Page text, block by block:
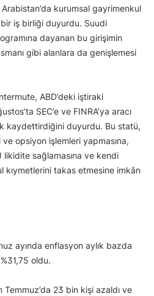
kurumsal gayrimenkul
bir iş birliği duyurdu. Suudi
dayanan bu girişimin
gibi alanlara da genişlemesi
ABD’deki iştiraki
SEC’e ve FINRA’ya aracı
kaydettirdiğini duyurdu. Bu statü,
opsiyon işlemleri yapmasına,
likidite sağlamasına ve kendi
kıymetlerini takas etmesine imkân
ayında enflasyon aylık bazda
oldu.
Temmuz’da 23 bin kişi azaldı ve